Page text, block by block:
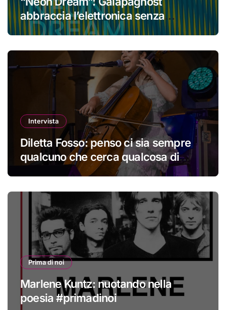
abbraccia l’elettronica senza
perdere la propria identità
Intervista
Diletta Fosso: penso ci sia sempre
qualcuno che cerca qualcosa di
Prima di noi
Marlene Kuntz: nuotando nella
poesia #primadinoi